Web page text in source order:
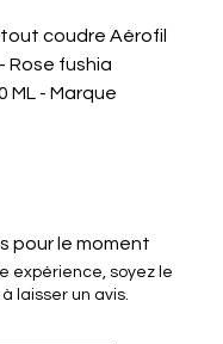
coudre Aérofil
Rose fushia
ML - Marque
pour le moment
expérience, soyez le
laisser un avis.